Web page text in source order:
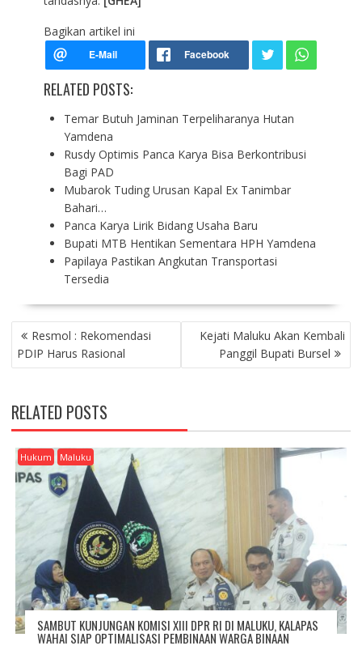
Bagikan artikel ini
RELATED POSTS:
Temar Butuh Jaminan Terpeliharanya Hutan
Yamdena
Rusdy Optimis Panca Karya Bisa Berkontribusi
Bagi PAD
Mubarok Tuding Urusan Kapal Ex Tanimbar
Bahari…
Panca Karya Lirik Bidang Usaha Baru
Bupati MTB Hentikan Sementara HPH Yamdena
Papilaya Pastikan Angkutan Transportasi
Tersedia
P
O
S
N
A
V
G
A
Resmol : Rekomendasi
PDIP Harus Rasional
Kejati Maluku Akan Kembali
Panggil Bupati Bursel
RELATED POSTS
Hukum Maluku
SAMBUT KUNJUNGAN KOMISI XIII DPR RI DI MALUKU, KALAPAS
WAHAI SIAP OPTIMALISASI PEMBINAAN WARGA BINAAN